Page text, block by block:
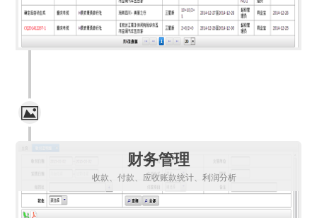
财务管理
收款、付款、应收账款统计、利润分析